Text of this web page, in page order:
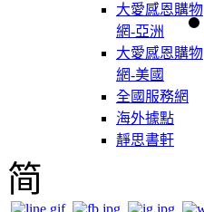
大愛感恩購物
網-亞洲
大愛感恩購物
網-美國
全國服務網
海外據點
靜思書軒
简